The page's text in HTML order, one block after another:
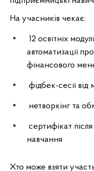
На учасників чекає:
12 освітніх
автоматизації
фінансового
фідбек-сесії від
нетворкінг та
сертифікат
навчання
Хто може взяти